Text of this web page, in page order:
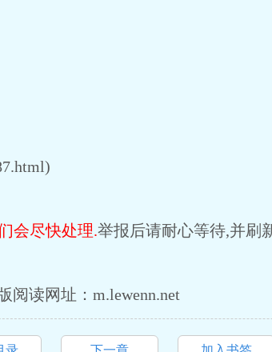
会尽快处理.举报后请耐心等待,并刷
阅读网址：m.lewenn.net